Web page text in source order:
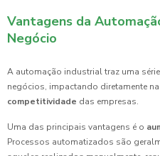
Vantagens da
Negócio
A automação industrial traz uma
negócios, impactando diretamente na
competitividade das empresas.
Uma das principais vantagens é o
Processos automatizados são